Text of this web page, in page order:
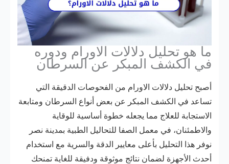
ما هو تحليل دلالات الاورام ودوره
في الكشف المبكر عن السرطان
أصبح تحليل دلالات الاورام من الفحوصات الدقيقة التي
تساعد في الكشف المبكر عن بعض أنواع السرطان ومتابعة
الاستجابة للعلاج مما يجعله خطوة أساسية للوقاية
والاطمئنان، في معمل الصفا للتحاليل الطبية بمدينة نصر
نوفر هذا التحليل بأعلى معايير الدقة والسرية مع استخدام
أحدث الأجهزة لضمان نتائج موثوقة ودفيقة للغاية تمنحك